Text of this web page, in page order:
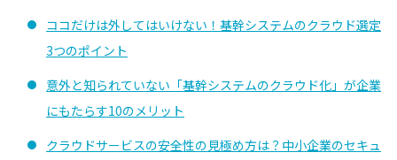
ココだけは外してはいけない！基幹システムのクラウド選定
3つのポイント
意外と知られていない「基幹システムのクラウド化」が企業
にもたらす10のメリット
クラウドサービスの安全性の見極め方は？中小企業のセキュ